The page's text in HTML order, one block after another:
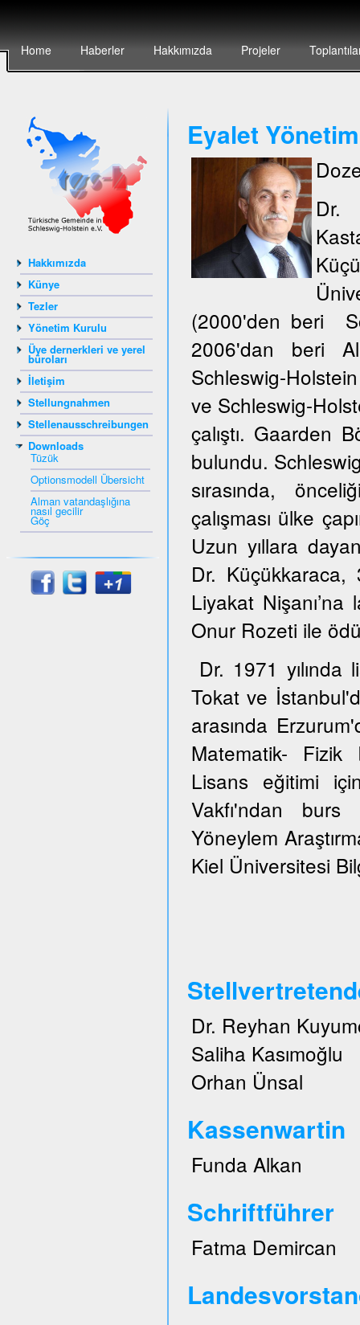
Home Haberler Hakkımızda Projeler
Hakkımızda
Künye
Tezler
Yönetim Kurulu
Üye dernerkleri ve yerel
büroları
İletişim
Stellungnahmen
Stellenausschreibungen
Downloads
Tüzük
Optionsmodell Übersicht
Alman vatandaşlığına
nasıl gecilir
Göç
Eyalet
Dr.
(2000'den beri
2006'dan beri
Schleswig-
ve Schleswig-
çalıştı. Gaarden
bulundu.
sırasında,
çalışması ülke
Uzun yıllara
Dr.
Liyakat
Onur Rozeti ile
Dr. 1971
Tokat ve
arasında
Matematik-
Lisans eğitimi
Vakfı'ndan burs
Yöneylem
Kiel Üniversitesi
Dr. Reyhan
Saliha Kasımoğlu
Orhan Ünsal
Kassenwartin
Funda Alkan
Schriftführer
Fatma Demircan